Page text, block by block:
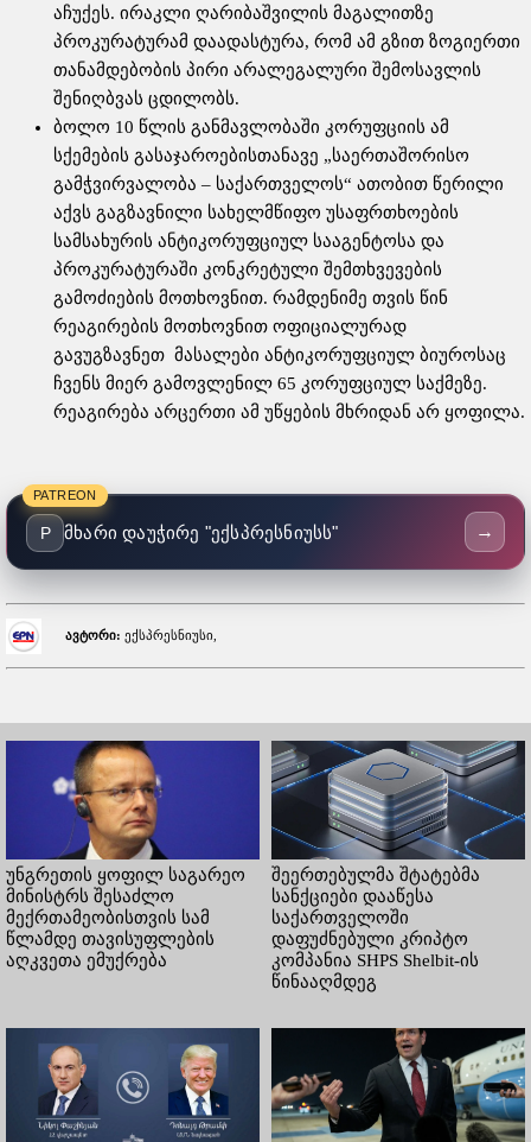
აჩუქეს. ირაკლი ღარიბაშვილის მაგალითზე
პროკურატურამ დაადასტურა, რომ ამ გზით ზოგიერთი
თანამდებობის პირი არალეგალური შემოსავლის
შენიღბვას ცდილობს.
ბოლო 10 წლის განმავლობაში კორუფციის ამ
სქემების გასაჯაროებისთანავე „საერთაშორისო
გამჭვირვალობა – საქართველოს“ ათობით წერილი
აქვს გაგზავნილი სახელმწიფო უსაფრთხოების
სამსახურის ანტიკორუფციულ სააგენტოსა და
პროკურატურაში კონკრეტული შემთხვევების
გამოძიების მოთხოვნით. რამდენიმე თვის წინ
რეაგირების მოთხოვნით ოფიციალურად
გავუგზავნეთ მასალები ანტიკორუფციულ ბიუროსაც
ჩვენს მიერ გამოვლენილ 65 კორუფციულ საქმეზე.
რეაგირება არცერთი ამ უწყების მხრიდან არ ყოფილა.
PATREON
P მხარი დაუჭირე "ექსპრესნიუსს" →
ავტორი: ექსპრესნიუსი,
უნგრეთის ყოფილ საგარეო
მინისტრს შესაძლო
მექრთამეობისთვის სამ
წლამდე თავისუფლების
აღკვეთა ემუქრება
შეერთებულმა შტატებმა
სანქციები დააწესა
საქართველოში
დაფუძნებული კრიპტო
კომპანია SHPS Shelbit-ის
წინააღმდეგ